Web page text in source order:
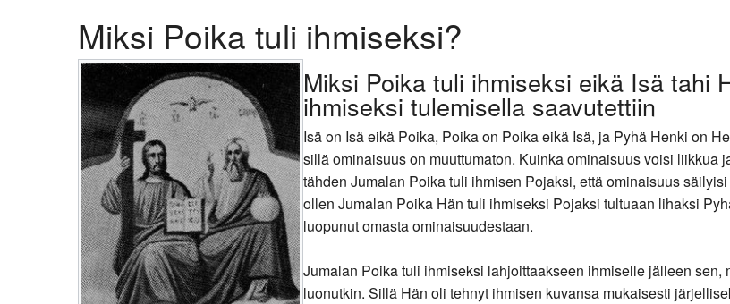
Kirkkoon liittyminen
Miksi Poika tuli ihmiseksi?
Miksi Poika tuli ihmiseksi eikä Isä tahi
ihmiseksi tulemisella saavutettiin
Isä on Isä eikä Poika, Poika on Poika eikä Isä, ja Pyhä Henki on
sillä ominaisuus on muuttumaton. Kuinka ominaisuus voisi liikkua
tähden Jumalan Poika tuli ihmisen Pojaksi, että ominaisuus
ollen Jumalan Poika Hän tuli ihmiseksi Pojaksi tultuaan lihaksi
luopunut omasta ominaisuudestaan.
Jumalan Poika tuli ihmiseksi lahjoittaakseen ihmiselle jälleen sen,
luonutkin. Sillä Hän oli tehnyt ihmisen kuvansa mukaisesti